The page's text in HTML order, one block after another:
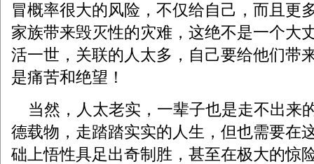
冒概率很大的风险，不仅给自己，而且更
家族带来毁灭性的灾难，这绝不是一个大
活一世，关联的人太多，自己要给他们带
是痛苦和绝望！
当然，人太老实，一辈子也是走不出来
德载物，走踏踏实实的人生，但也需要在
础上悟性具足出奇制胜，甚至在极大的惊